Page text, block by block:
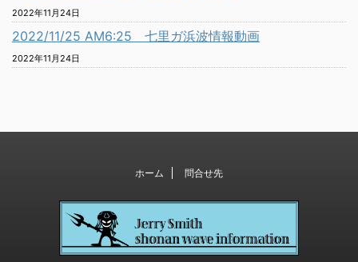
2022年11月24日
2022/11/25 AM6:25 七里ガ浜波情報動画
2022年11月24日
ホーム 問合せ先